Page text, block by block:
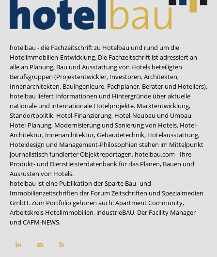
hotelbau - die Fachzeitschrift zu Hotelbau und rund um die
Hotelimmobilien-Entwicklung. Die Fachzeitschrift ist adressiert an
alle an Planung, Bau und Ausstattung von Hotels beteiligten
Berufsgruppen (Projektentwickler, Investoren, Architekten,
Innenarchitekten, Bauingenieure, Fachplaner, Berater und Hoteliers).
hotelbau liefert Informationen und Hintergründe über aktuelle
nationale und internationale Hotelprojekte. Marktentwicklung,
Standortpolitik, Hotel-Finanzierung, Hotel-Neubau und Umbau,
Hotel-Planung, Modernisierung und Sanierung von Hotels, Hotel-
Architektur, Innenarchitektur, Gebäudetechnik, Hotelausstattung,
Hoteldesign und Management-Philosophien stehen im Mittelpunkt
journalistisch fundierter Objektreportagen. hotelbau.com - Ihre
Produkt- und Dienstleisterdatenbank für das Planen, Bauen und
Ausrüsten von Hotels.
hotelbau ist eine Publikation der Sparte Bau- und
Immobilienzeitschriften der Forum Zeitschriften und Spezialmedien
GmbH. Zum Portfolio gehören auch:Apartment Community,
Arbeitskreis Hotelimmobilien, industrieBAU, Der Facility Manager
und CAFM-NEWS.